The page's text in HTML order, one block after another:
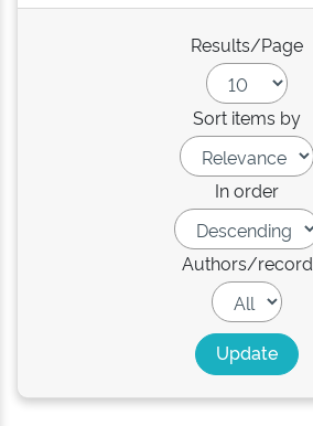
Results/Page
Sort items by
In order
Authors/record